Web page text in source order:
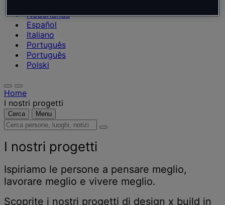
Nederlands
Español
Italiano
Português
Português
Polski
Home
I nostri progetti
Cerca Menu
Cerca
luoghi,
notizie
e
approfondimenti
I nostri progetti
Ispiriamo le persone a pensare meglio,
lavorare meglio e vivere meglio.
Scoprite i nostri progetti di design x build in